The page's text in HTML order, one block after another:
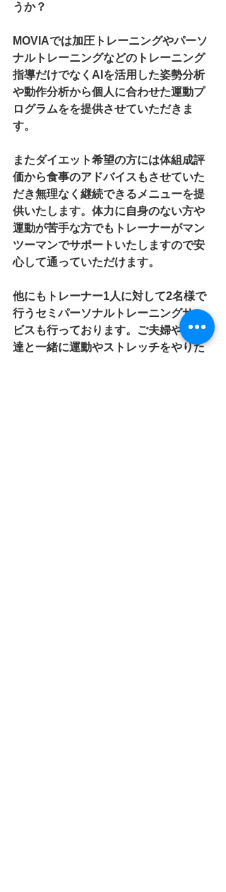
うか？
MOVIAでは加圧トレーニングやパーソ
ナルトレーニングなどのトレーニング
指導だけでなくAIを活用した姿勢分析
や動作分析から個人に合わせた運動プ
ログラムをを提供させていただきま
す。
またダイエット希望の方には体組成評
価から食事のアドバイスもさせていた
だき無理なく継続できるメニューを提
供いたします。体力に自身のない方や
運動が苦手な方でもトレーナーがマン
ツーマンでサポートいたしますので安
心して通っていただけます。
他にもトレーナー1人に対して2名様で
行うセミパーソナルトレーニングサー
ビスも行っております。ご夫婦やお友
達と一緒に運動やストレッチをやりた